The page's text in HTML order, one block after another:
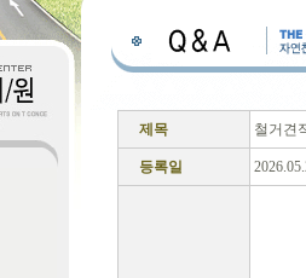
제목 철거견
등록일